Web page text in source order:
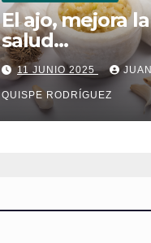
El ajo, mejora la
salud
cardiovascular
11 JUNIO 2025 JUAN
QUISPE RODRÍGUEZ